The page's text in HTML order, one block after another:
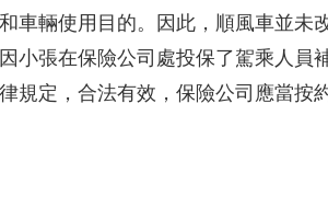
車輛使用目的。因此，順風車並未
小張在保險公司處投保了駕乘人員
規定，合法有效，保險公司應當按